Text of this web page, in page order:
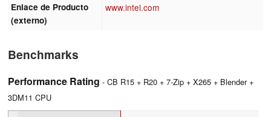
Enlace de Producto
(externo)
www.intel.com
Benchmarks
Performance Rating - CB R15 + R20 + 7-Zip + X265 + Blender +
3DM11 CPU